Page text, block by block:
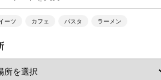
ーツ カフェ パスタ ラーメン